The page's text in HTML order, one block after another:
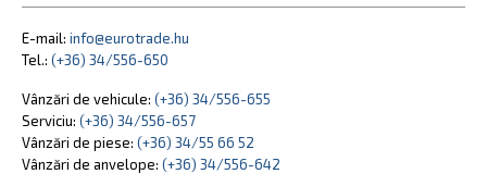
E-mail: info@eurotrade.hu
Tel.: (+36) 34/556-650
Vânzări de vehicule: (+36) 34/556-655
Serviciu: (+36) 34/556-657
Vânzări de piese: (+36) 34/55 66 52
Vânzări de anvelope: (+36) 34/556-642